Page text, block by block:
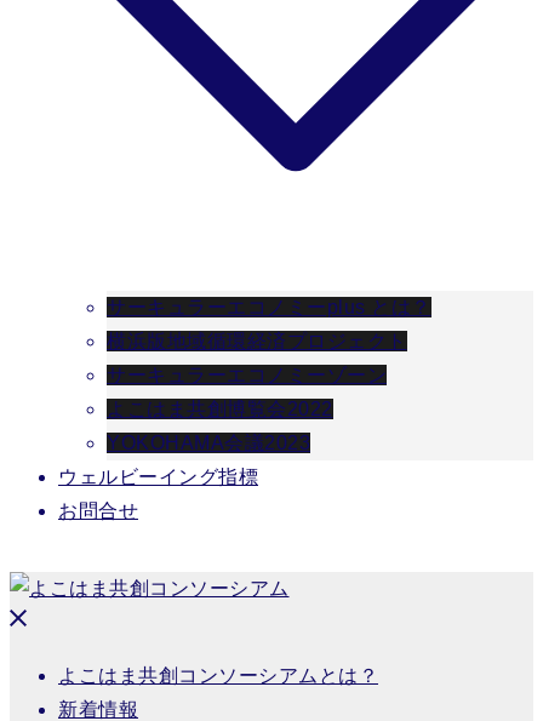
サーキュラーエコノミーplus とは？
横浜版地域循環経済プロジェクト
サーキュラーエコノミーゾーン
よこはま共創博覧会2022
YOKOHAMA会議2023
ウェルビーイング指標
お問合せ
よこはま共創コンソーシアムとは？
新着情報